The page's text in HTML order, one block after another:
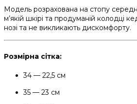
Модель розрахована на стопу
м’якій шкірі та продуманій колодці
нозі та не викликають дискомфорту.
Розмірна сітка:
34 — 22,5 см
35 — 23 см